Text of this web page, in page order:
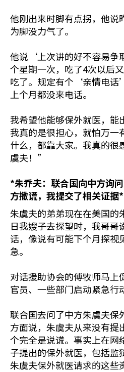
他刚出来时脚有点拐，他说
为脚没力气了。
他说‘上次讲的好不容易争
个星期一次，吃了4次以后
吃了。规定有个‘亲情电话
上个月都没来电话。
我希望他能够保外就医，能
我真的是很担心，就怕万一
什么，都靠大家。我真的很
虞夫！”
*朱乔夫：联合国向中方询
方撒谎，我提交了相关证据*
朱虞夫的弟弟现在在美国
日我嫂子去探望时，我哥哥
话，像说有可能下个月探视
急。
对话援助协会的傅牧师马上
官员、一些部门启动紧急行
联合国去问了中方朱虞夫保
方面说，朱虞夫从来没有提
个完全是说谎。事实上在网
子提出的保外就医，包括监
朱虞夫保外就医请求的这些